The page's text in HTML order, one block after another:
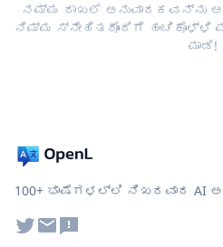
ನಮ್ಮ ದಾಖಲೆ ಅನುವಾದಕವನ್ನು
ನಿಮ್ಮ ಸ್ನೇಹಿತರೊಂದಿಗೆ
ಮಾಡಿ!
100+ ಭಾಷೆಗಳಲ್ಲಿ ನಿಖರವಾದ AI